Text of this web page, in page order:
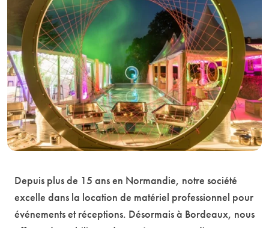
Depuis plus de 15 ans en Normandie, notre société
excelle dans la location de matériel professionnel pour
événements et réceptions. Désormais à Bordeaux, nous